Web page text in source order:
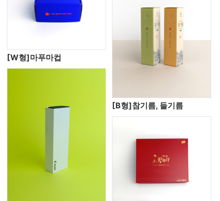
[W형]마푸마컵
[B형]참기름, 들기름